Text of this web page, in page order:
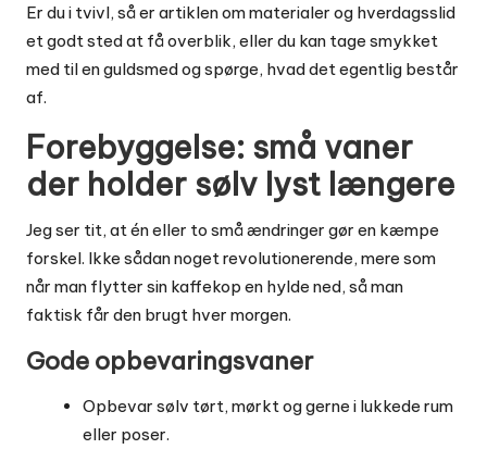
Er du i tvivl, så er artiklen ommaterialer og hverdagsslid
et godt sted at få overblik, eller du kan tage smykket
med til en guldsmed og spørge, hvad det egentlig består
af.
Forebyggelse: små vaner
der holder sølv lyst længere
Jeg ser tit, at én eller to små ændringer gør en kæmpe
forskel. Ikke sådan noget revolutionerende, mere som
når man flytter sin kaffekop en hylde ned, så man
faktisk får den brugt hver morgen.
Gode opbevaringsvaner
Opbevar sølv tørt, mørkt og gerne i lukkede rum
eller poser.